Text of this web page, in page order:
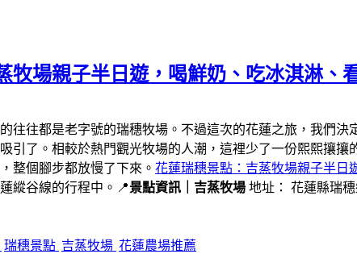
牧場親子半日遊，喝鮮奶、吃冰淇淋、
往往都是老字號的瑞穗牧場。不過這次的花蓮之旅，我們決
引了。相較於熱門觀光牧場的人潮，這裡少了一份熙熙攘
整個腳步都放慢了下來。 花蓮瑞穗景點：吉蒸牧場親子半日
縱谷線的行程中。📍景點資訊｜吉蒸牧場 地址： 花蓮縣瑞
瑞穗景點 吉蒸牧場 花蓮農場推薦